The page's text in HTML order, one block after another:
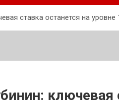
ставка останется на уровне
ключевая